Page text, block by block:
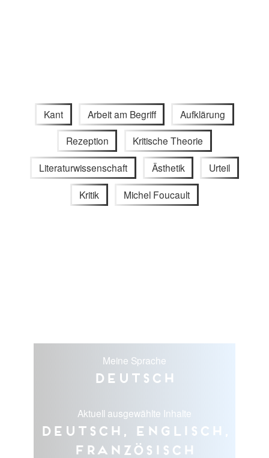
Kant Arbeit am Begriff Aufklärung
Rezeption Kritische Theorie
Literaturwissenschaft Ästhetik Urteil
Kritik Michel Foucault
Meine Sprache
Deutsch
Aktuell ausgewählte Inhalte
Deutsch, Englisch,
Französisch